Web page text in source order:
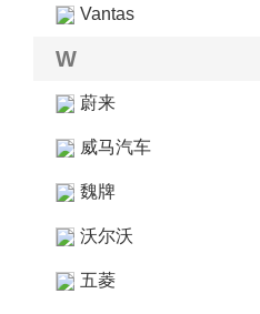
Vantas
W
蔚来
威马汽车
魏牌
沃尔沃
五菱